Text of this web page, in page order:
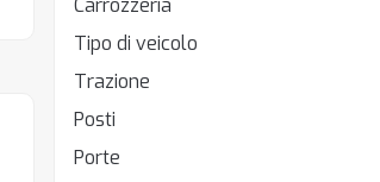
Carrozzeria
Tipo di veicolo
Trazione
Posti
Porte